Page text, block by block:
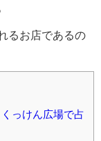
るお店であるの
っけん広場で占